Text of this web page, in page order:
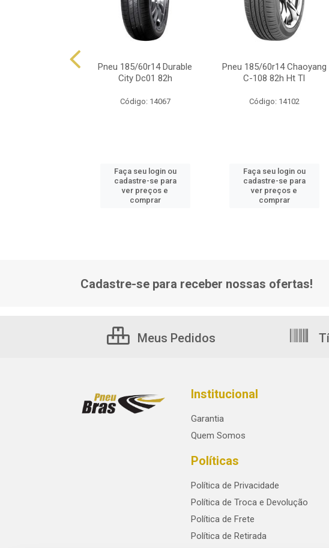
Pneu 185/60r14 Durable
City Dc01 82h
Código: 14067
Faça seu login ou
cadastre-se para
ver preços e
comprar
Pneu 185/60r14 Chaoyang
C-108 82h Ht Tl
Código: 14102
Faça seu login ou
cadastre-se para
ver preços e
comprar
Cadastre-se para receber nossas ofertas!
Meus Pedidos
Institucional
Garantia
Quem Somos
Políticas
Política de Privacidade
Política de Troca e Devolução
Política de Frete
Política de Retirada